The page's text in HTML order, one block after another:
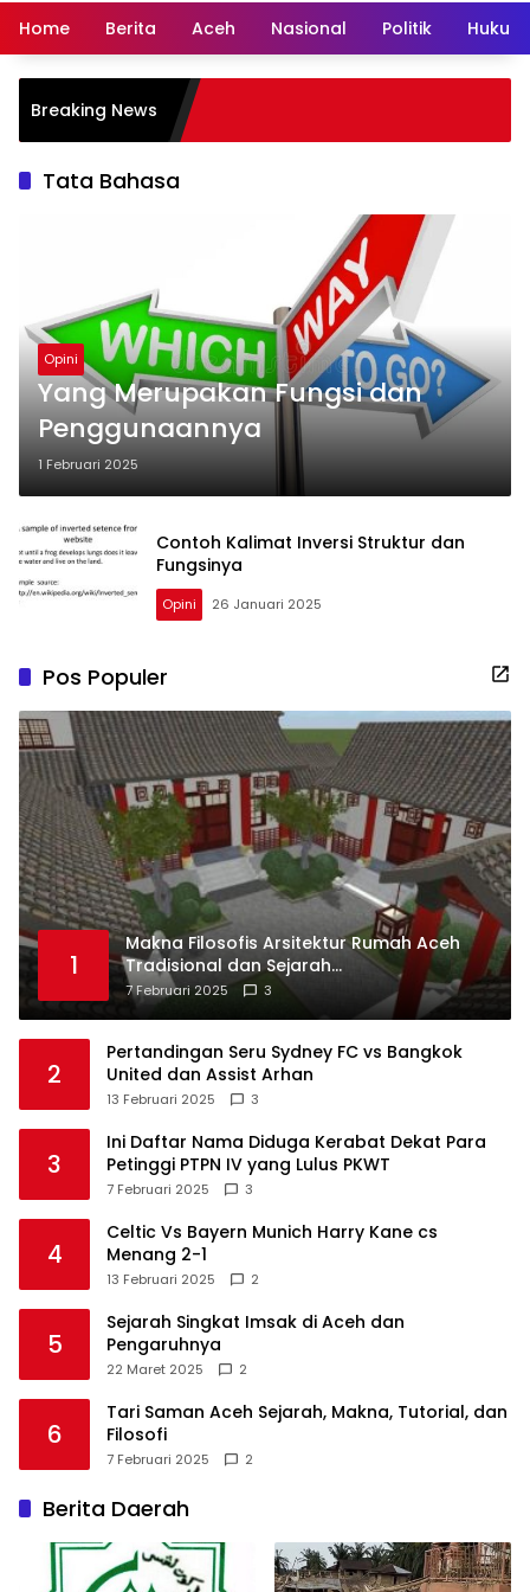
Home Berita Aceh Nasional Politik
Breaking News
Tata Bahasa
Opini
Yang Merupakan Fungsi dan
Penggunaannya
1 Februari 2025
Contoh Kalimat Inversi Struktur dan
Fungsinya
Opini 26 Januari 2025
Pos Populer
1
Makna Filosofis Arsitektur Rumah Aceh
Tradisional dan Sejarah
Perkembangannya
7 Februari 2025 3
2
Pertandingan Seru Sydney FC vs Bangkok
United dan Assist Arhan
13 Februari 2025 3
3
Ini Daftar Nama Diduga Kerabat Dekat Para
Petinggi PTPN IV yang Lulus PKWT
7 Februari 2025 3
4
Celtic Vs Bayern Munich Harry Kane cs
Menang 2-1
13 Februari 2025 2
5
Sejarah Singkat Imsak di Aceh dan
Pengaruhnya
22 Maret 2025 2
6
Tari Saman Aceh Sejarah, Makna, Tutorial, dan
Filosofi
7 Februari 2025 2
Berita Daerah